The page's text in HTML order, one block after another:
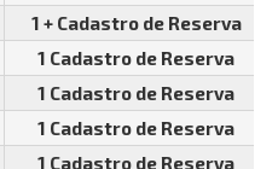
1 + Cadastro de Reserva
1 Cadastro de Reserva
1 Cadastro de Reserva
1 Cadastro de Reserva
1 Cadastro de Reserva